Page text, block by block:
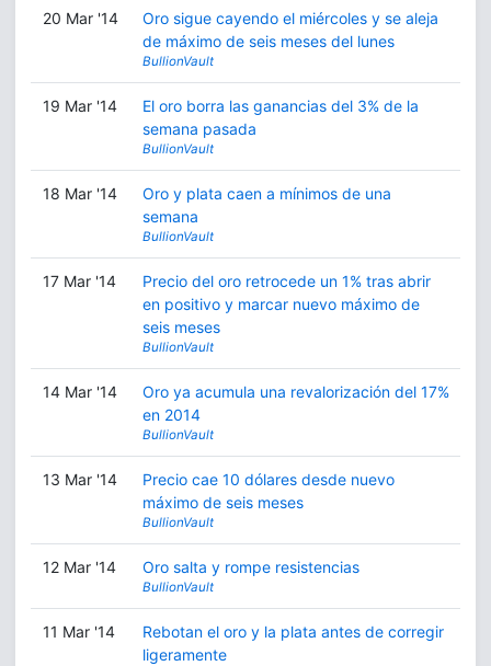
20 Mar '14
Oro sigue cayendo el miércoles y se aleja
de máximo de seis meses del lunes
BullionVault
19 Mar '14
El oro borra las ganancias del 3% de la
semana pasada
BullionVault
18 Mar '14
Oro y plata caen a mínimos de una
semana
BullionVault
17 Mar '14
Precio del oro retrocede un 1% tras abrir
en positivo y marcar nuevo máximo de
seis meses
BullionVault
14 Mar '14
Oro ya acumula una revalorización del 17%
en 2014
BullionVault
13 Mar '14
Precio cae 10 dólares desde nuevo
máximo de seis meses
BullionVault
12 Mar '14 Oro salta y rompe resistencias
BullionVault
11 Mar '14
Rebotan el oro y la plata antes de corregir
ligeramente